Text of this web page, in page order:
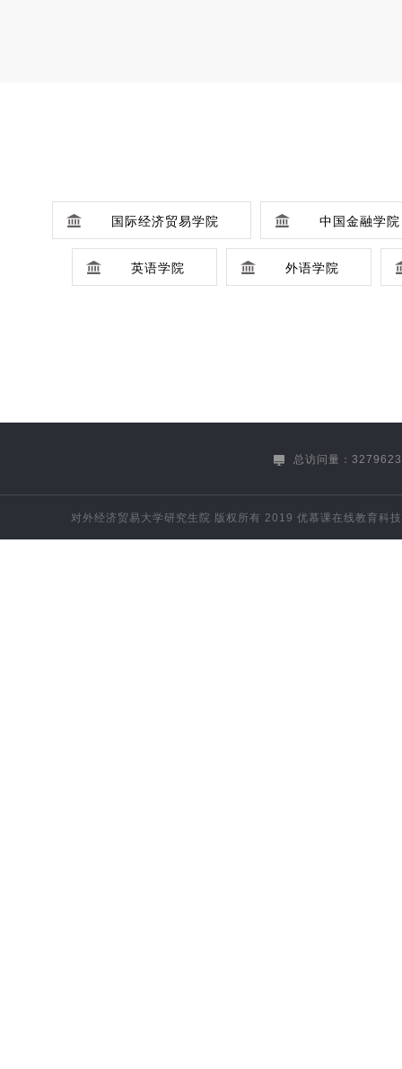
国际经济贸易学院 中国金融学院
英语学院 外语学院
总访问量：
对外经济贸易大学研究生院 版权所有 2019 优慕课在线教育科